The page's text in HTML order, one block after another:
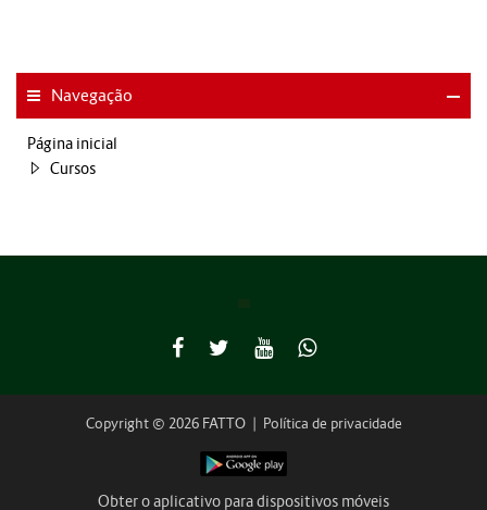
Navegação
Página inicial
Cursos
Copyright © 2026 FATTO | Política de privacidade
Obter o aplicativo para dispositivos móveis